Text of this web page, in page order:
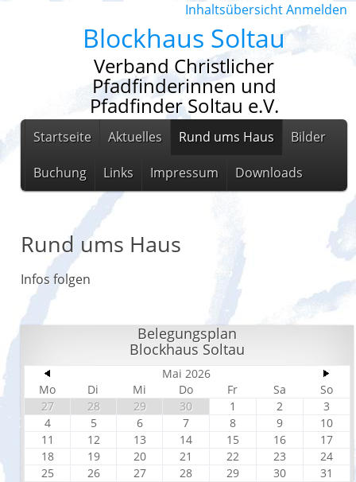
InhaltsübersichtAnmelden
Blockhaus Soltau
Verband Christlicher
Pfadfinderinnen und
Pfadfinder Soltau e.V.
Startseite Aktuelles Rund ums Haus Bilder
Buchung Links Impressum Downloads
Rund ums Haus
Infos folgen
Belegungsplan
Blockhaus Soltau
Mai 2026
Mo
Di Mi Do Fr Sa
So
27
28 29 30 1 2
3
4
5 6 7 8 9
10
11
12 13 14 15 16
17
18
19 20 21 22 23
24
25
26 27 28 29 30 31